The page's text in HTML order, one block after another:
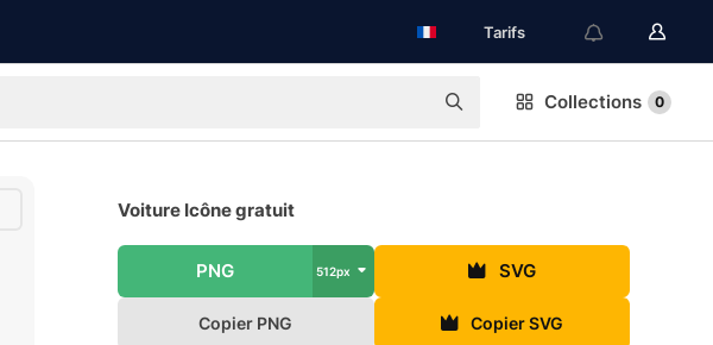
Tarifs
Collections 0
Voiture Icône gratuit
PNG 512px SVG
Copier PNG Copier SVG